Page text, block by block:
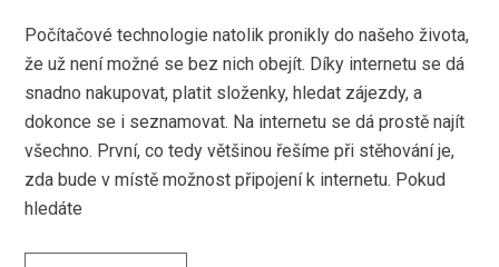
KM?
Počítačové technologie natolik pronikly do našeho života,
že už není možné se bez nich obejít. Díky internetu se dá
snadno nakupovat, platit složenky, hledat zájezdy, a
dokonce se i seznamovat. Na internetu se dá prostě najít
všechno. První, co tedy většinou řešíme při stěhování je,
zda bude v místě možnost připojení k internetu. Pokud
hledáte